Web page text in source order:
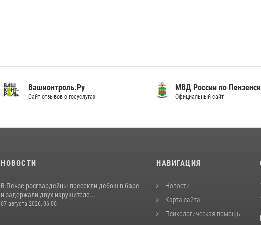
Вашконтроль.Ру
Сайт отзывов о госуслугах
МВД России по
Официальный сайт
НОВОСТИ
В Пензе росгвардейцы пресекли дебош в баре
и задержали двух нарушителе...
07 августа 2026, 06:00
НАВИГАЦИЯ
Новости
Карта сайта
Психологическая помощь